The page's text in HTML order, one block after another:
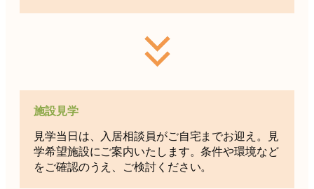
施設見学
見学当日は、入居相談員がご自宅までお迎え。見
学希望施設にご案内いたします。条件や環境など
をご確認のうえ、ご検討ください。